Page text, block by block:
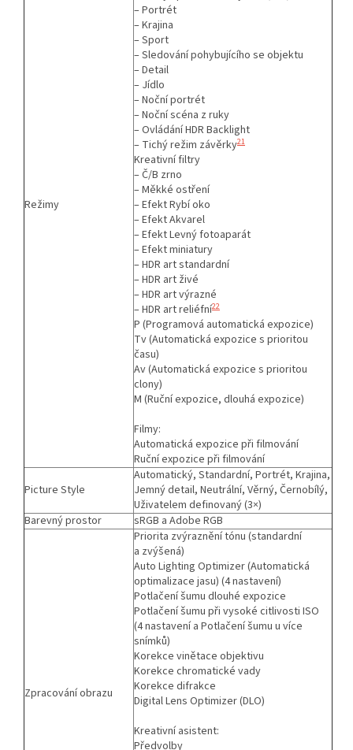
Režimy
– Portrét
– Krajina
– Sport
– Sledování pohybujícího se objektu
– Detail
– Jídlo
– Noční portrét
– Noční scéna z ruky
– Ovládání HDR Backlight
– Tichý režim závěrky21
Kreativní filtry
– Č/B zrno
– Měkké ostření
– Efekt Rybí oko
– Efekt Akvarel
– Efekt Levný fotoaparát
– Efekt miniatury
– HDR art standardní
– HDR art živé
– HDR art výrazné
– HDR art reliéfní22
P (Programová automatická expozice)
Tv (Automatická expozice s prioritou
času)
Av (Automatická expozice s prioritou
clony)
M (Ruční expozice, dlouhá expozice)
Filmy:
Automatická expozice při filmování
Ruční expozice při filmování
Picture Style
Automatický, Standardní, Portrét, Krajina,
Jemný detail, Neutrální, Věrný, Černobílý,
Uživatelem definovaný (3×)
Barevný prostor
sRGB a Adobe RGB
Zpracování obrazu
Priorita zvýraznění tónu (standardní
a zvýšená)
Auto Lighting Optimizer (Automatická
optimalizace jasu) (4 nastavení)
Potlačení šumu dlouhé expozice
Potlačení šumu při vysoké citlivosti ISO
(4 nastavení a Potlačení šumu u více
snímků)
Korekce vinětace objektivu
Korekce chromatické vady
Korekce difrakce
Digital Lens Optimizer (DLO)
Kreativní asistent:
Předvolby